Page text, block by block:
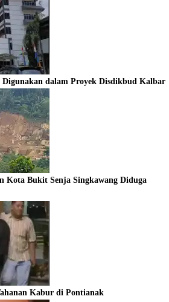
dalam Proyek Disdikbud Kalbar
Kota Bukit Senja Singkawang Diduga
Kabur di Pontianak